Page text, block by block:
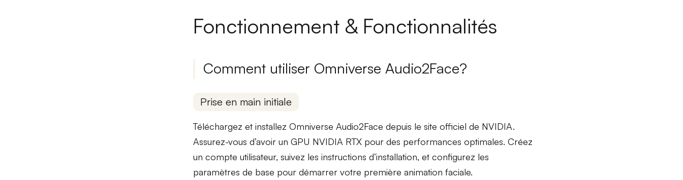
Fonctionnement & Fonctionnalités
Comment utiliser Omniverse Audio2Face?
Prise en main initiale
Téléchargez et installez Omniverse Audio2Face depuis le site officiel de NVIDIA.
Assurez-vous d’avoir un GPU NVIDIA RTXpour des performances optimales. Créez
un compte utilisateur, suivez les instructions d’installation, et configurez les
paramètres de base pour démarrer votre première animation faciale.